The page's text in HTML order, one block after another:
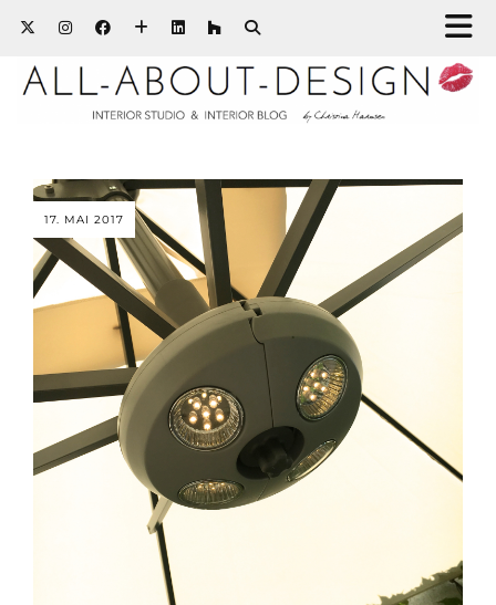
17. MAI 2017